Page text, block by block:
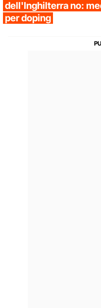
dell'Inghilterra no:
per doping